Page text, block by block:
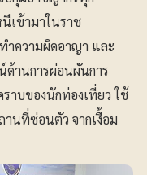
เข้ามาในราช
ำความผิดอาญา และ
ด้านการผ่อนผันการ
ราบของนักท่องเที่ยว ใช้
นที่ซ่อนตัว จากเงื้อม